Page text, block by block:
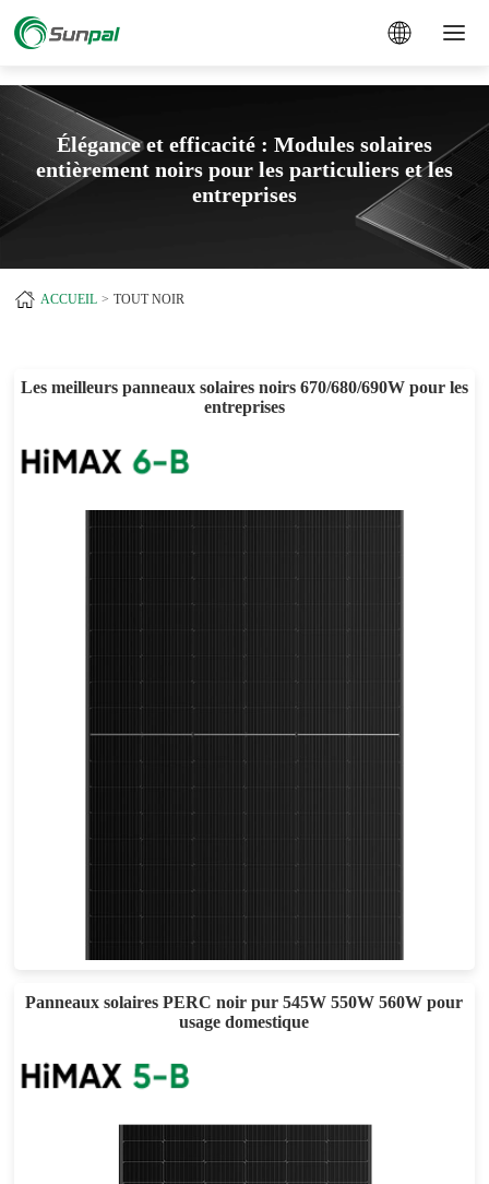
Élégance et efficacité : Modules solaires
entièrement noirs pour les particuliers et les
entreprises
ACCUEIL TOUT NOIR
Les meilleurs panneaux solaires noirs 670/680/690W pour les
entreprises
Eff max : 22.38%
Garantie d'alimentation de 25 ans
Panneaux solaires PERC noir pur 545W 550W 560W pour
usage domestique